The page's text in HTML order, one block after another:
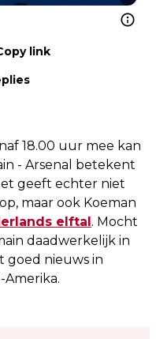
link
18.00 uur mee kan
- Arsenal betekent
geeft echter niet
maar ook Koeman
elftal. Mocht
daadwerkelijk in
goed nieuws in